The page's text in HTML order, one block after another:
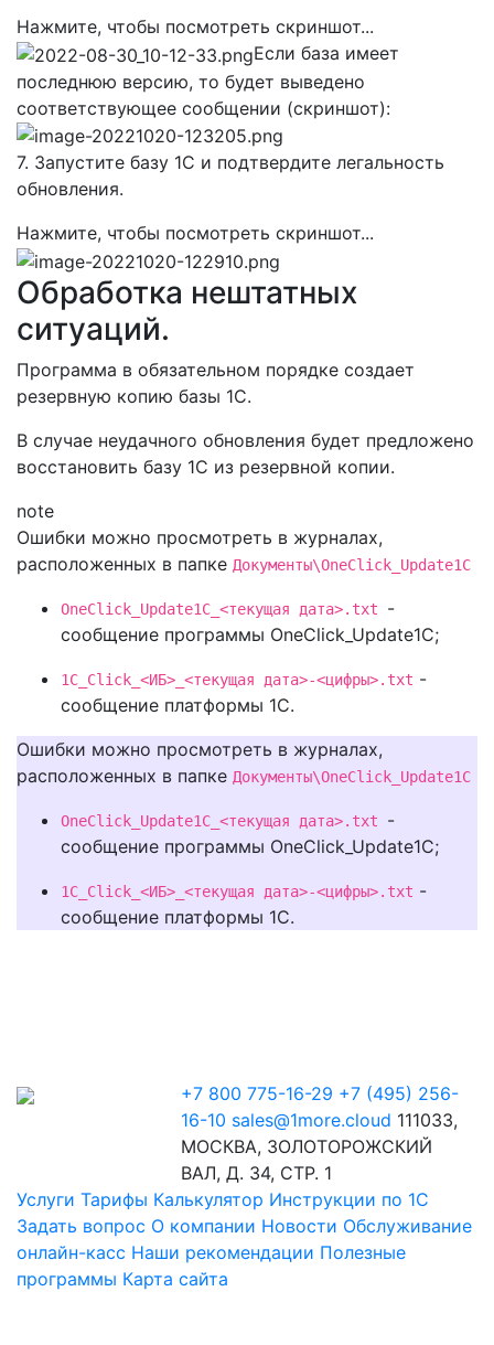
Нажмите, чтобы посмотреть скриншот...
Если база имеет
последнюю версию, то будет выведено
соответствующее сообщении (скриншот):
7. Запустите базу 1С и подтвердите легальность
обновления.
Нажмите, чтобы посмотреть скриншот...
Обработка нештатных
ситуаций.
Программа в обязательном порядке создает
резервную копию базы 1С.
В случае неудачного обновления будет предложено
восстановить базу 1С из резервной копии.
note
Ошибки можно просмотреть в журналах,
расположенных в папке Документы\OneClick_Update1C
OneClick_Update1C_<текущая дата>.txt -
сообщение программы OneClick_Update1C;
1C_Click_<ИБ>_<текущая дата>-<цифры>.txt -
сообщение платформы 1С.
Ошибки можно просмотреть в журналах,
расположенных в папке Документы\OneClick_Update1C
OneClick_Update1C_<текущая дата>.txt -
сообщение программы OneClick_Update1C;
1C_Click_<ИБ>_<текущая дата>-<цифры>.txt -
сообщение платформы 1С.
+7 800 775-16-29 +7 (495) 256-
16-10 sales@1more.cloud 111033,
МОСКВА, ЗОЛОТОРОЖСКИЙ
ВАЛ, Д. 34, СТР. 1
Услуги Тарифы Калькулятор Инструкции по 1C
Задать вопрос О компании Новости Обслуживание
онлайн-касс Наши рекомендации Полезные
программы Карта сайта